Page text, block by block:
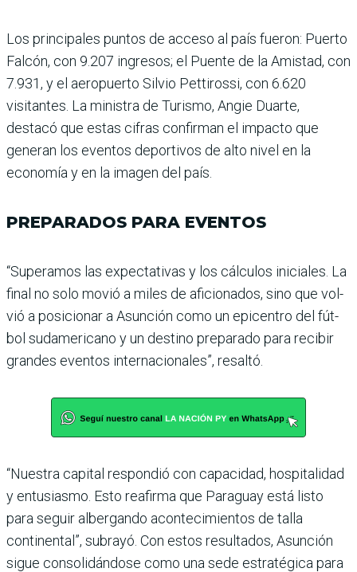
Los principales puntos de acceso al país fueron: Puerto
Falcón, con 9.207 ingresos; el Puente de la Amistad, con
7.931, y el aeropuerto Silvio Pettirossi, con 6.620
visitan­tes. La ministra de Turismo, Angie Duarte,
destacó que estas cifras confirman el impacto que
generan los eventos deportivos de alto nivel en la
economía y en la imagen del país.
PREPARADOS PARA EVENTOS
“Superamos las expectati­vas y los cálculos iniciales. La
final no solo movió a miles de aficionados, sino que vol­
vió a posicionar a Asunción como un epicentro del fút­
bol sudamericano y un des­tino preparado para recibir
grandes eventos internacio­nales”, resaltó.
“Nuestra capital respon­dió con capacidad, hospi­talidad
y entusiasmo. Esto reafirma que Paraguay está listo
para seguir alber­gando acontecimientos de talla
continental”, subrayó. Con estos resultados, Asun­ción
sigue consolidándose como una sede estratégica para